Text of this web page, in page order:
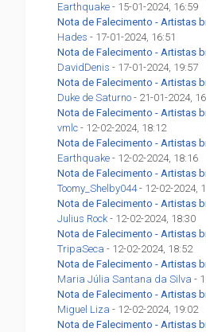
Earthquake - 15-01-2024, 16:59
Nota de Falecimento - Artistas
Hades - 17-01-2024, 16:51
Nota de Falecimento - Artistas
DavidDenis - 17-01-2024, 19:57
Nota de Falecimento - Artistas
Duke de Saturno - 21-01-2024,
Nota de Falecimento - Artistas
vmlc - 12-02-2024, 18:12
Nota de Falecimento - Artistas
Earthquake - 12-02-2024, 18:16
Nota de Falecimento - Artistas
Toomy_Shelby044- 12-02-2024,
Nota de Falecimento - Artistas
Julius Rock- 12-02-2024, 18:30
Nota de Falecimento - Artistas
TripaSeca - 12-02-2024, 18:52
Nota de Falecimento - Artistas
Maria Júlia Santana da Silva -
Nota de Falecimento - Artistas
Miguel Liza - 12-02-2024, 19:02
Nota de Falecimento - Artistas